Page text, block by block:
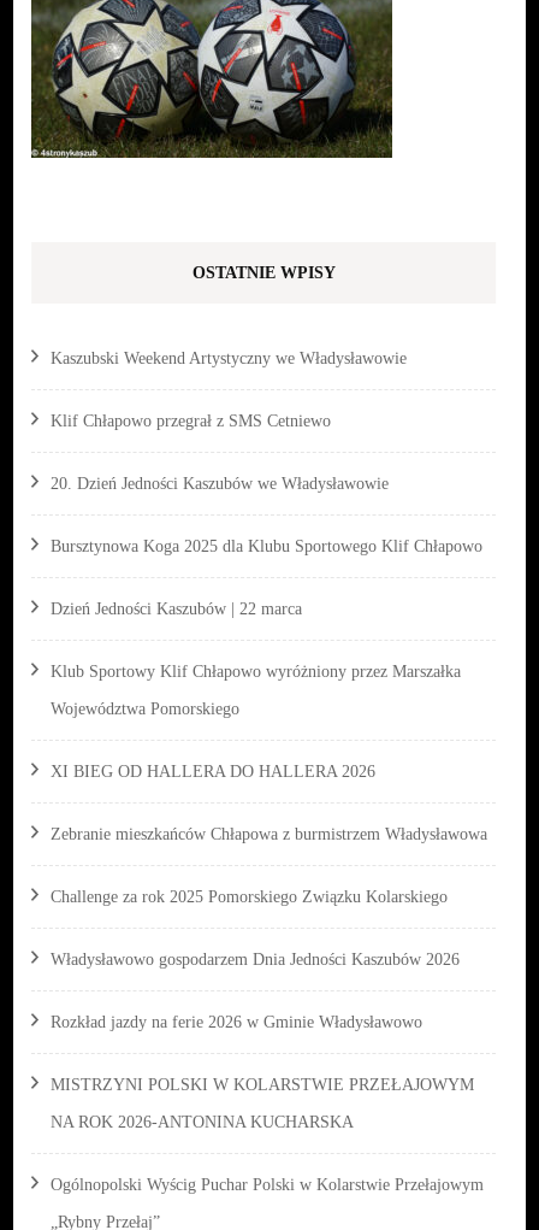
OSTATNIE WPISY
Kaszubski Weekend Artystyczny we Władysławowie
Klif Chłapowo przegrał z SMS Cetniewo
20. Dzień Jedności Kaszubów we Władysławowie
Bursztynowa Koga 2025 dla Klubu Sportowego Klif Chłapowo
Dzień Jedności Kaszubów | 22 marca
Klub Sportowy Klif Chłapowo wyróżniony przez Marszałka
Województwa Pomorskiego
XI BIEG OD HALLERA DO HALLERA 2026
Zebranie mieszkańców Chłapowa z burmistrzem Władysławowa
Challenge za rok 2025 Pomorskiego Związku Kolarskiego
Władysławowo gospodarzem Dnia Jedności Kaszubów 2026
Rozkład jazdy na ferie 2026 w Gminie Władysławowo
MISTRZYNI POLSKI W KOLARSTWIE PRZEŁAJOWYM
NA ROK 2026-ANTONINA KUCHARSKA
Ogólnopolski Wyścig Puchar Polski w Kolarstwie Przełajowym
„Rybny Przełaj”